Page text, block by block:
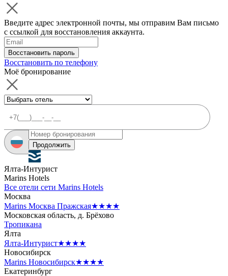
Введите адрес электронной почты, мы отправим Вам письмо
с ссылкой для восстановления аккаунта.
Восстановить пароль
Восстановить по телефону
Моё бронирование
Продолжить
Ялта-Интурист
Marins Hotels
Все отели сети Marins Hotels
Москва
Marins Москва Пражская★★★★
Московская область, д. Брёхово
Тропикана
Ялта
Ялта-Интурист★★★★
Новосибирск
Marins Новосибирск★★★★
Екатеринбург